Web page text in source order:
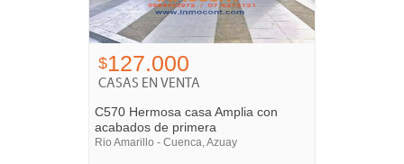
$127.000
CASAS EN VENTA
C570 Hermosa casa Amplia con
acabados de primera
Rio Amarillo - Cuenca, Azuay